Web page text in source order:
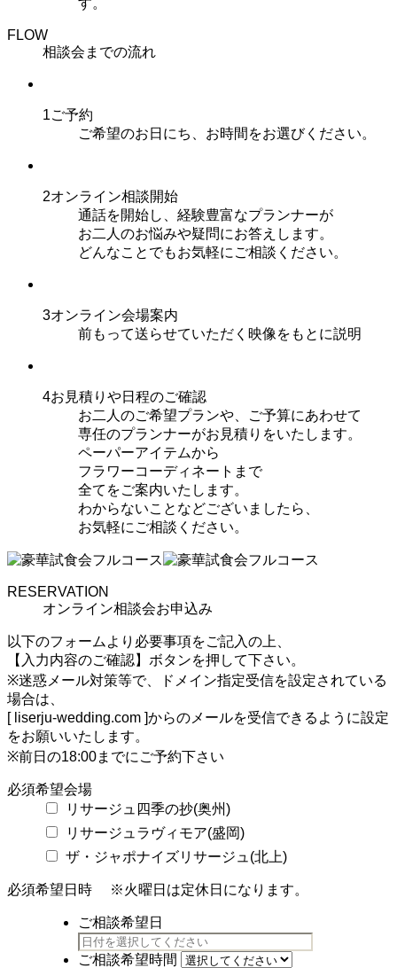
FLOW
相談会までの流れ
1ご予約
ご希望のお日にち、お時間をお選びください。
2オンライン相談開始
通話を開始し、経験豊富なプランナーが
お二人のお悩みや疑問にお答えします。
どんなことでもお気軽にご相談ください。
3オンライン会場案内
前もって送らせていただく映像をもとに説明
4お見積りや日程のご確認
お二人のご希望プランや、ご予算にあわせて
専任のプランナーがお見積りをいたします。
ペーパーアイテムから
フラワーコーディネートまで
全てをご案内いたします。
わからないことなどございましたら、
お気軽にご相談ください。
RESERVATION
オンライン相談会お申込み
以下のフォームより必要事項をご記入の上、
【入力内容のご確認】ボタンを押して下さい。
※迷惑メール対策等で、ドメイン指定受信を設定されている
場合は、
[ liserju-wedding.com ]からのメールを受信できるように設定
をお願いいたします。
※前日の18:00までにご予約下さい
必須希望会場
リサージュ四季の抄(奥州)
リサージュラヴィモア(盛岡)
ザ・ジャポナイズリサージュ(北上)
必須希望日時 ※火曜日は定休日になります。
ご相談希望日
ご相談希望時間